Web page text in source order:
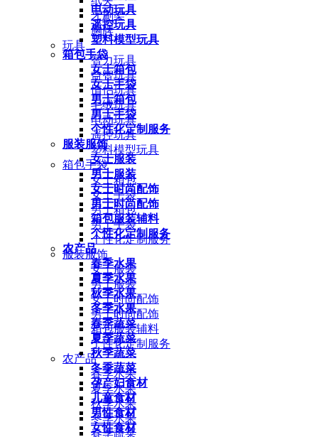
电动玩具
遥控玩具
塑料模型玩具
箱包手袋
女士箱包
女士手袋
男士箱包
男士手袋
个性化定制服务
服装服饰
女士服装
男士服装
女士时尚配饰
男士时尚配饰
箱包服装辅料
个性化定制服务
农产品
春季水果
夏季水果
秋季水果
冬季水果
春季蔬菜
夏季蔬菜
秋季蔬菜
冬季蔬菜
孕产妇食材
儿童食材
男性食材
女性食材
牙刷架
胸牌
玩具
智力玩具
益智玩具
情侣玩具
毛绒玩具
电动玩具
遥控玩具
塑料模型玩具
箱包手袋
女士箱包
女士手袋
男士箱包
男士手袋
个性化定制服务
服装服饰
女士服装
男士服装
女士时尚配饰
男士时尚配饰
箱包服装辅料
个性化定制服务
农产品
春季水果
夏季水果
秋季水果
冬季水果
春季蔬菜